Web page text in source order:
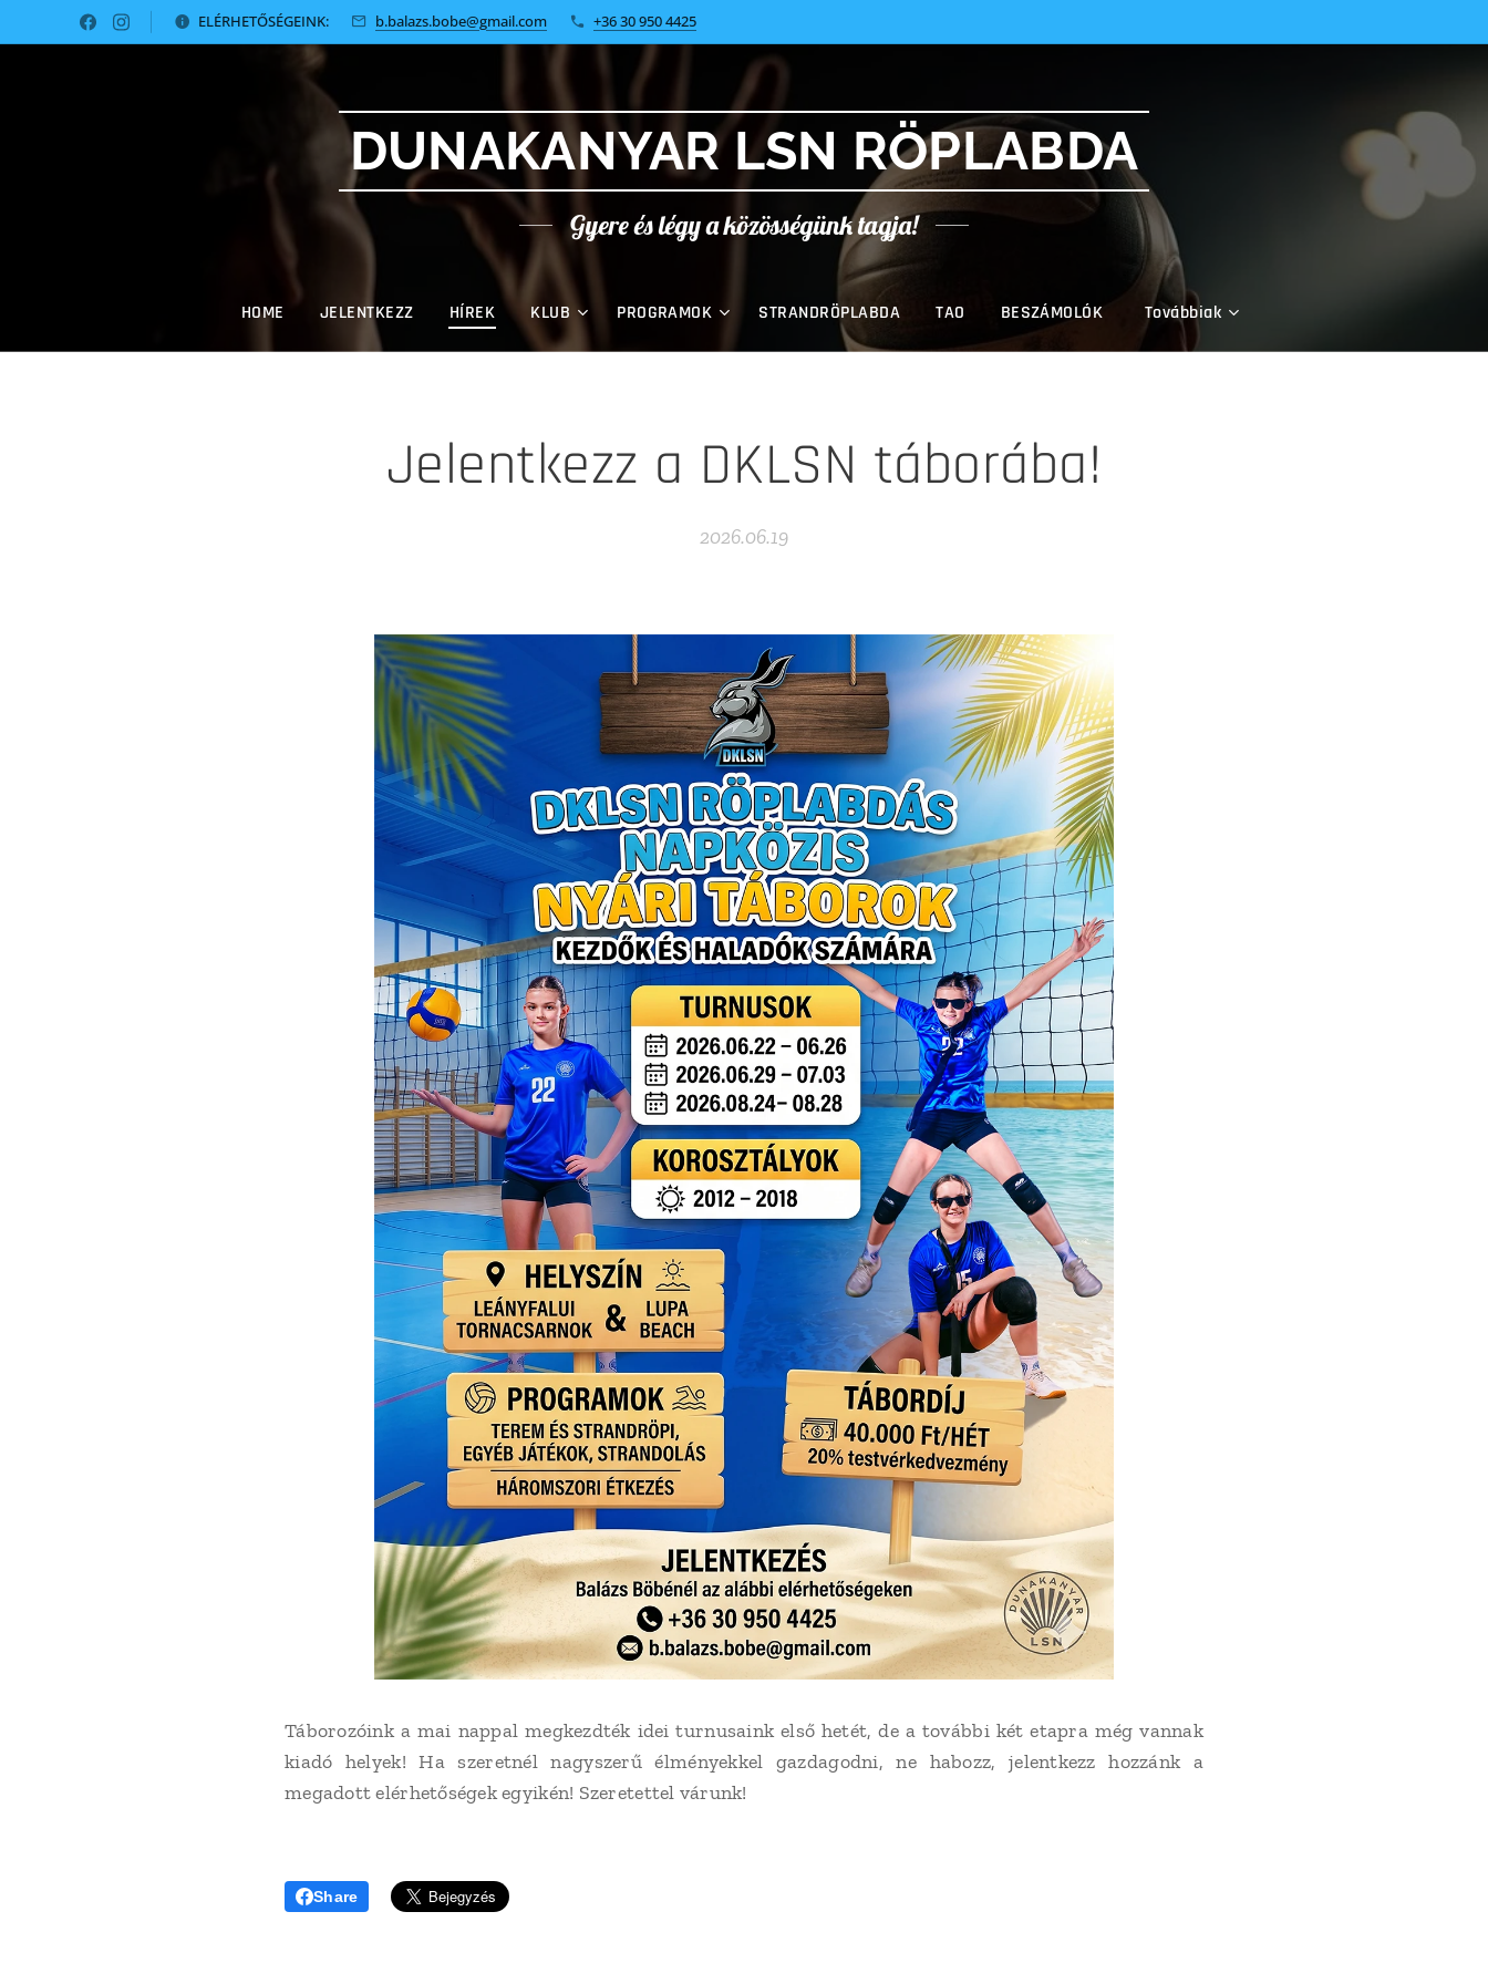
ELÉRHETŐSÉGEINK: b.balazs.bobe@gmail.com +36 30 950 4425
DUNAKANYAR LSN RÖPLABDA
Gyere és légy a közösségünk tagja!
HOME JELENTKEZZ HÍREK KLUB PROGRAMOK STRANDRÖPLABDA TAO BESZÁMOLÓK Továbbiak
Jelentkezz a DKLSN táborába!
2026.06.19
Táborozóink a mai nappal megkezdték idei turnusaink első hetét, de a további két etapra még vannak
kiadó helyek! Ha szeretnél nagyszerű élményekkel gazdagodni, ne habozz, jelentkezz hozzánk a
megadott elérhetőségek egyikén! Szeretettel várunk!
Share